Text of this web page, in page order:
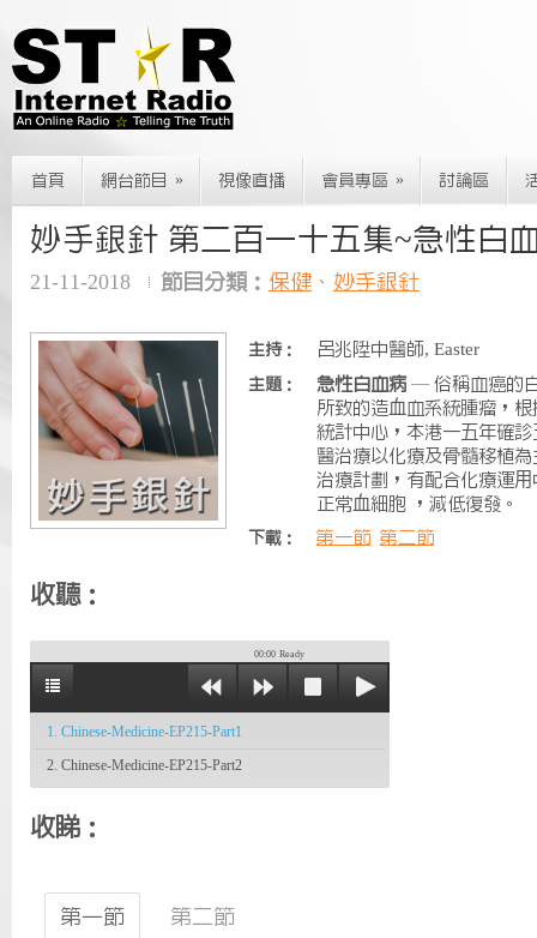
首頁 網台節目 » 視像直播 會員專區 » 討論區
妙手銀針 第二百一十五集~急性白
21-11-2018 節目分類： 保健 、 妙手銀針
主持： 呂兆陞中醫師, Easter
主題： 急性白血病— 俗稱血癌的
所致的造⾎血系統腫瘤，
統計中心，本港一五年確
醫治療以化療及骨髓移植
治療計劃，有配合化療運
正常⾎細胞 ，減低復發。
下載： 第一節 第二節
收聽：
00:00 Ready
1. Chinese-Medicine-EP215-Part1
2. Chinese-Medicine-EP215-Part2
收睇：
第一節 第二節